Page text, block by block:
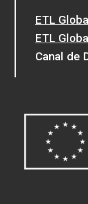
ETL
ETL
Canal de